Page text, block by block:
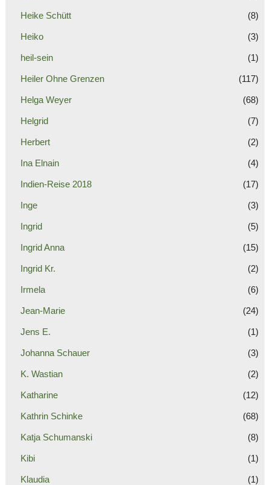
Heike Schütt (8)
Heiko (3)
heil-sein (1)
Heiler Ohne Grenzen (117)
Helga Weyer (68)
Helgrid (7)
Herbert (2)
Ina Elnain (4)
Indien-Reise 2018 (17)
Inge (3)
Ingrid (5)
Ingrid Anna (15)
Ingrid Kr. (2)
Irmela (6)
Jean-Marie (24)
Jens E. (1)
Johanna Schauer (3)
K. Wastian (2)
Katharine (12)
Kathrin Schinke (68)
Katja Schumanski (8)
Kibi (1)
Klaudia (1)